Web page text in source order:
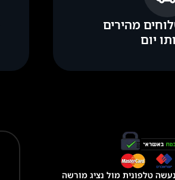
מהירים
יום
טלפונית מול נציג מורשה